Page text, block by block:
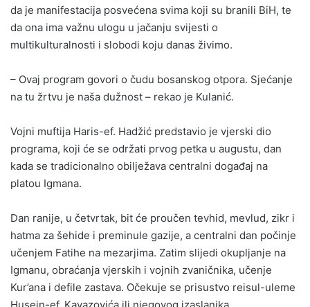
da je manifestacija posvećena svima koji su branili BiH, te
da ona ima važnu ulogu u jačanju svijesti o
multikulturalnosti i slobodi koju danas živimo.
– Ovaj program govori o čudu bosanskog otpora. Sjećanje
na tu žrtvu je naša dužnost – rekao je Kulanić.
Vojni muftija Haris-ef. Hadžić predstavio je vjerski dio
programa, koji će se održati prvog petka u augustu, dan
kada se tradicionalno obilježava centralni događaj na
platou Igmana.
Dan ranije, u četvrtak, bit će proučen tevhid, mevlud, zikr i
hatma za šehide i preminule gazije, a centralni dan počinje
učenjem Fatihe na mezarjima. Zatim slijedi okupljanje na
Igmanu, obraćanja vjerskih i vojnih zvaničnika, učenje
Kur’ana i defile zastava. Očekuje se prisustvo reisul-uleme